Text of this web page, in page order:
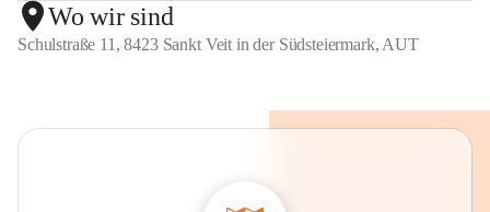
Wo wir sind
Schulstraße 11, 8423 Sankt Veit in der Südsteiermark, AUT